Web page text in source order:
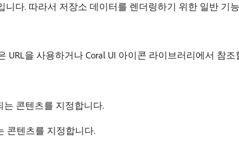
니다. 따라서 저장소 데이터를 렌더링하기 위한 일반 기
URL을 사용하거나 Coral UI 아이콘 라이브러리에서 참조
는 콘텐츠를 지정합니다.
콘텐츠를 지정합니다.